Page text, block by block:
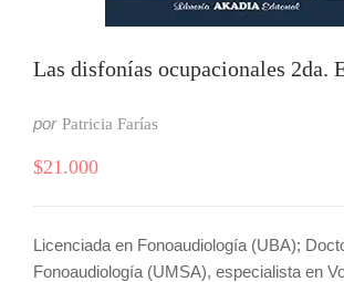
Las disfonías ocupacionales 2da.
por Patricia Farías
$21.000
Licenciada en Fonoaudiología (UBA);
Fonoaudiología (UMSA), especialista en